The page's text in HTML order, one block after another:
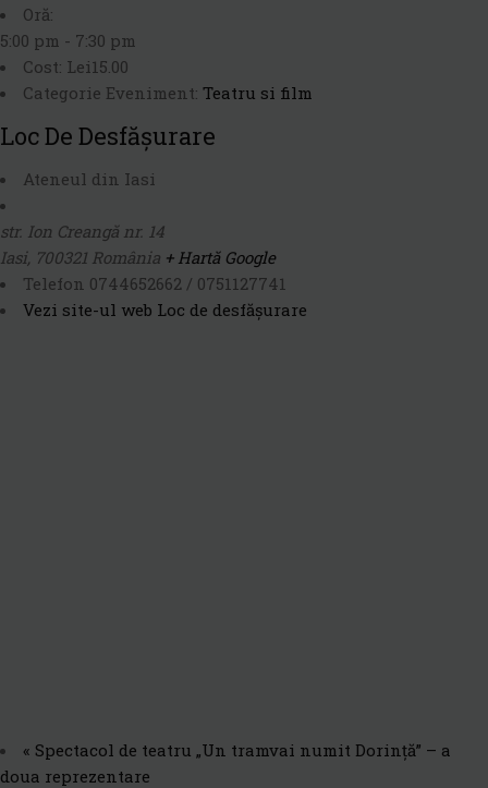
Oră:
5:00 pm - 7:30 pm
Cost: Lei15.00
Categorie Eveniment: Teatru si film
Loc De Desfășurare
Ateneul din Iasi
str. Ion Creangă nr. 14
Iasi, 700321 România + Hartă Google
Telefon 0744652662 / 0751127741
Vezi site-ul web Loc de desfășurare
« Spectacol de teatru „Un tramvai numit Dorință” – a
doua reprezentare